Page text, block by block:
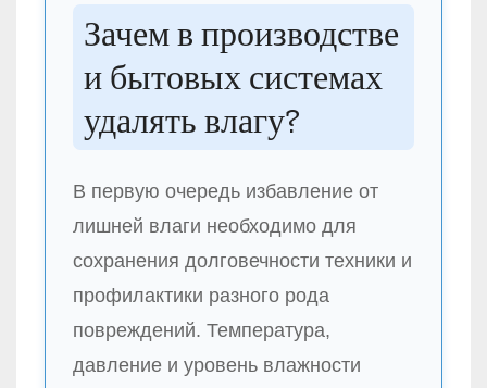
Зачем в производстве
и бытовых системах
удалять влагу?
В первую очередь избавление от
лишней влаги необходимо для
сохранения долговечности техники и
профилактики разного рода
повреждений. Температура,
давление и уровень влажности